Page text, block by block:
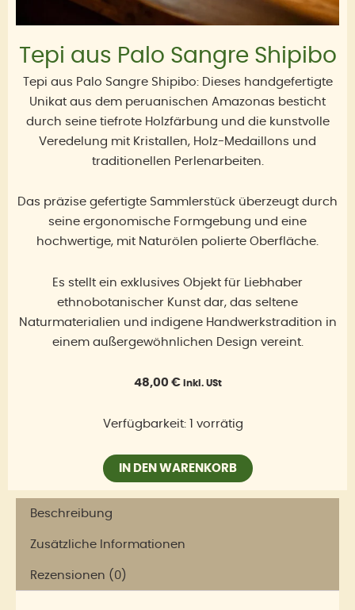
Tepi aus Palo Sangre Shipibo
Tepi aus Palo Sangre Shipibo: Dieses handgefertigte
Unikat aus dem peruanischen Amazonas besticht
durch seine tiefrote Holzfärbung und die kunstvolle
Veredelung mit Kristallen, Holz-Medaillons und
traditionellen Perlenarbeiten.
Das präzise gefertigte Sammlerstück überzeugt durch
seine ergonomische Formgebung und eine
hochwertige, mit Naturölen polierte Oberfläche.
Es stellt ein exklusives Objekt für Liebhaber
ethnobotanischer Kunst dar, das seltene
Naturmaterialien und indigene Handwerkstradition in
einem außergewöhnlichen Design vereint.
48,00 € inkl. USt
Verfügbarkeit: 1 vorrätig
Tepi
Palo
Sangre
Menge
IN DEN WARENKORB
Beschreibung
Zusätzliche Informationen
Rezensionen (0)